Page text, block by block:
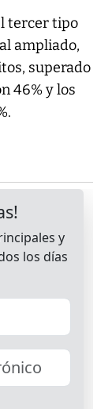
tercer tipo
ampliado,
superado
46% y los